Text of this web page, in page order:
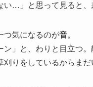
い…」と思って見ると
つ気になるのが音。
ン」と、わりと目立つ
刈りをしているからま